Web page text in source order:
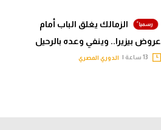
الزمالك يغلق الباب أمام
عروض بيزيرا.. وينفي وعده بالرحيل
الدوري المصري